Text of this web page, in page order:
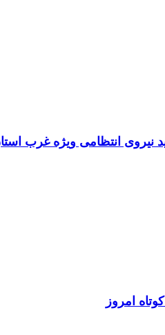
نیروی انتظامی ویژه غرب
امروز